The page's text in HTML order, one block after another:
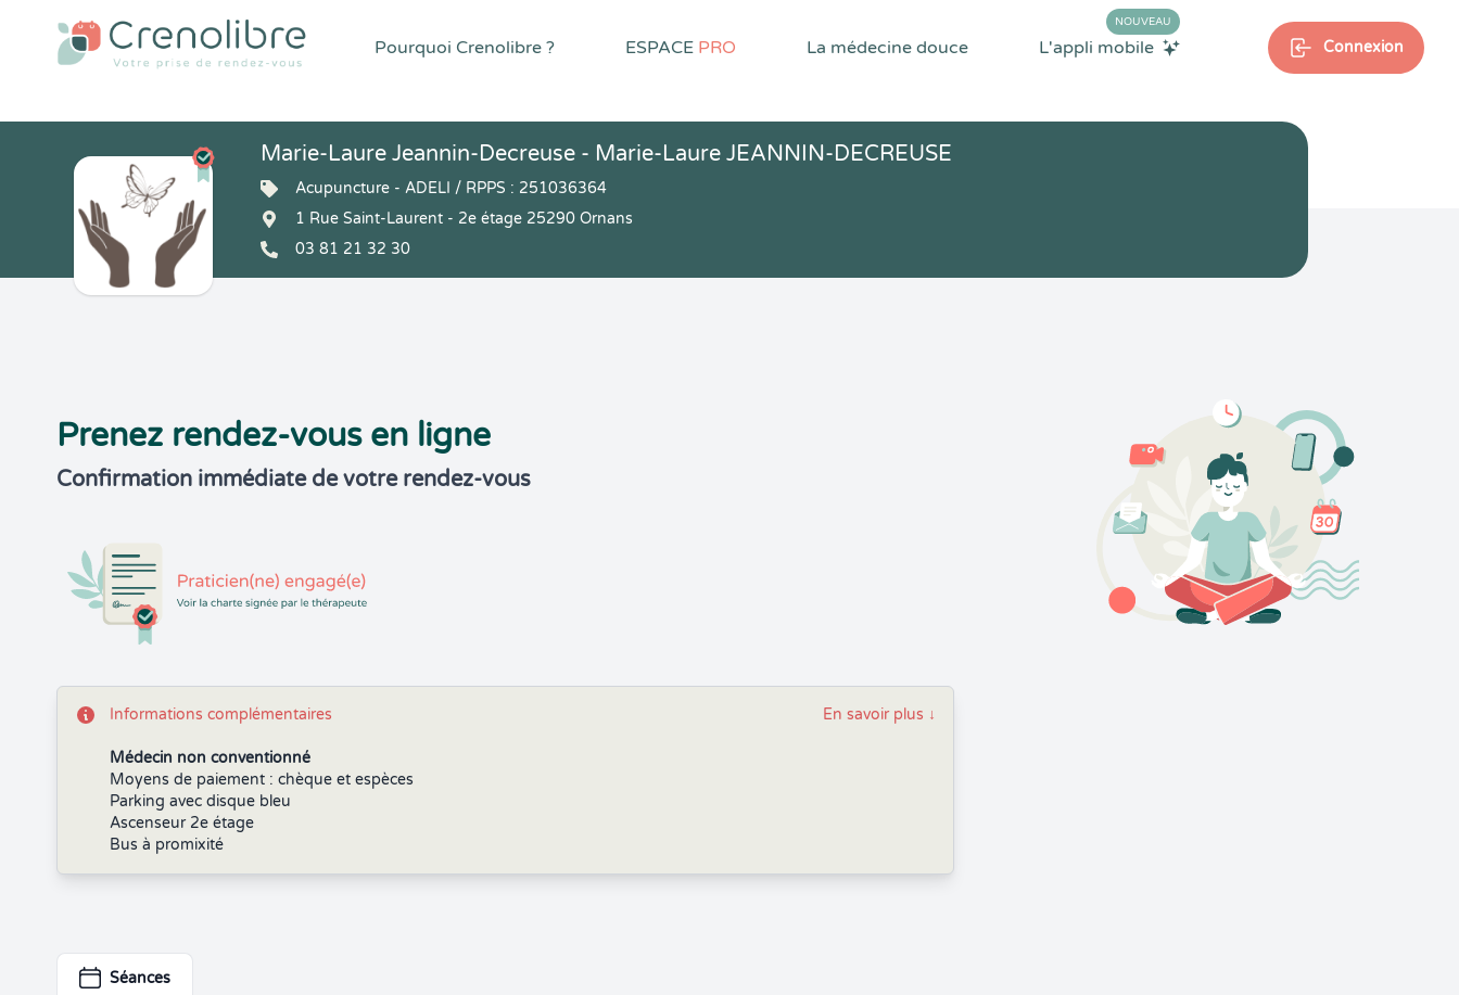
Pourquoi Crenolibre ? ESPACE PRO La médecine douce L'appli mobile
NOUVEAU
Connexion
Marie-Laure Jeannin-Decreuse - Marie-Laure JEANNIN-DECREUSE
Acupuncture - ADELI / RPPS : 251036364
1 Rue Saint-Laurent - 2e étage 25290 Ornans
03 81 21 32 30
Prenez rendez-vous en ligne
Confirmation immédiate de votre rendez-vous
Informations complémentaires
Médecin non conventionné
Moyens de paiement : chèque et espèces
Parking avec disque bleu
Ascenseur 2e étage
Bus à promixité
En savoir plus ↓
Séances